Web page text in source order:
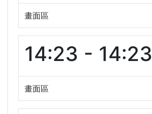
畫面區
14:23 - 14:23
畫面區